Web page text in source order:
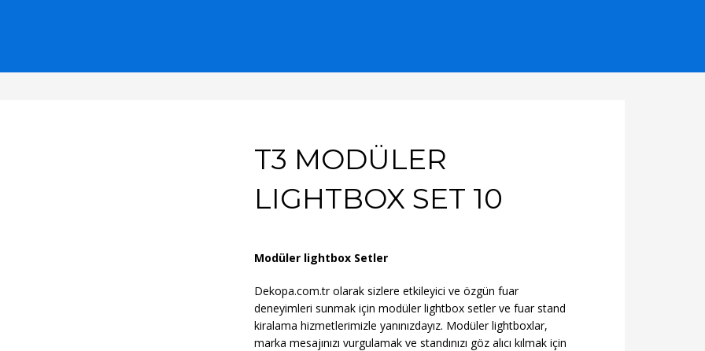
T3 MODÜLER
LIGHTBOX SET 10
Modüler lightbox Setler
Dekopa.com.tr olarak sizlere etkileyici ve özgün fuar
deneyimleri sunmak için modüler lightboxsetler ve fuar stand
kiralama hizmetlerimizle yanınızdayız. Modüler lightboxlar,
marka mesajınızı vurgulamak ve standınızı göz alıcı kılmak için